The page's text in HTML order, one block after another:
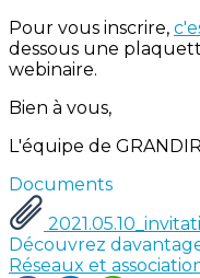
Pour vous inscrire,
dessous une
webinaire.
Bien à vous,
L'équipe de GRANDIR
Documents
Découvrez
Réseaux et